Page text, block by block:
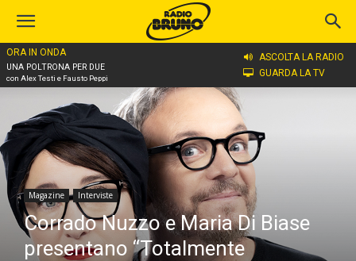
ORA IN ONDA
UNA POLTRONA PER DUE
con Alex Testi e Fausto Peppi
ASCOLTA LA RADIO
GUARDA LA TV
Home
Magazine Interviste
Corrado Nuzzo e Maria Di Biase
presentano “Totalmente